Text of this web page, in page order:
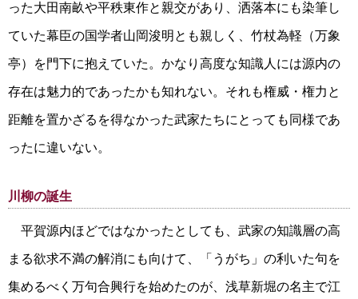
った大田南畝や平秩東作と親交があり、洒落本にも染筆し
ていた幕臣の国学者山岡浚明とも親しく、竹杖為軽（万象
亭）を門下に抱えていた。かなり高度な知識人には源内の
存在は魅力的であったかも知れない。それも権威・権力と
距離を置かざるを得なかった武家たちにとっても同様であ
ったに違いない。
川柳の誕生
平賀源内ほどではなかったとしても、武家の知識層の高
まる欲求不満の解消にも向けて、「うがち」の利いた句を
集めるべく万句合興行を始めたのが、浅草新堀の名主で江